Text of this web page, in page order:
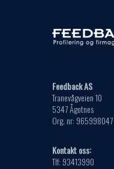
Feedback AS
Tranevågveien 10
5347 Ågotnes
Org. nr: 965998047
Kontakt oss:
Tlf: 93413990